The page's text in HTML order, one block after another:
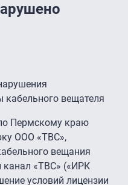
кабельного вещателя
Пермскому краю
ООО «ТВС»,
вещания
«ТВС» («ИРК
условий лицензии